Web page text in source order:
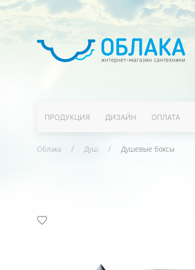
ПРОДУКЦИЯ ДИЗАЙН ОПЛАТА
Облака Душ Душевые боксы